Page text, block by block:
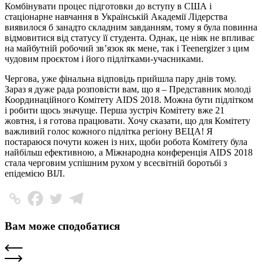
Комбінувати процес підготовки до вступу в США і
стаціонарне навчання в Українській Академії Лідерства
виявилося б занадто складним завданням, тому я була повинна
відмовитися від статусу її студента. Однак, це ніяк не впливає
на майбутній робочий зв’язок як мене, так і Teenergizer з цим
чудовим проєктом і його підлітками-учасниками.
Чергова, уже фінальна відповідь прийшла пару днів тому.
Зараз я дуже рада розповісти вам, що я – Представник молоді
Координаційного Комітету AIDS 2018. Можна бути підлітком
і робити щось значуще. Перша зустріч Комітету вже 21
жовтня, і я готова працювати. Хочу сказати, що для Комітету
важливий голос кожного підлітка регіону ВЕЦА! Я
постараюся почути кожен із них, щоби робота Комітету була
найбільш ефективною, а Міжнародна конференція AIDS 2018
стала черговим успішним рухом у всесвітній боротьбі з
епідемією ВІЛ.
Вам може сподобатися